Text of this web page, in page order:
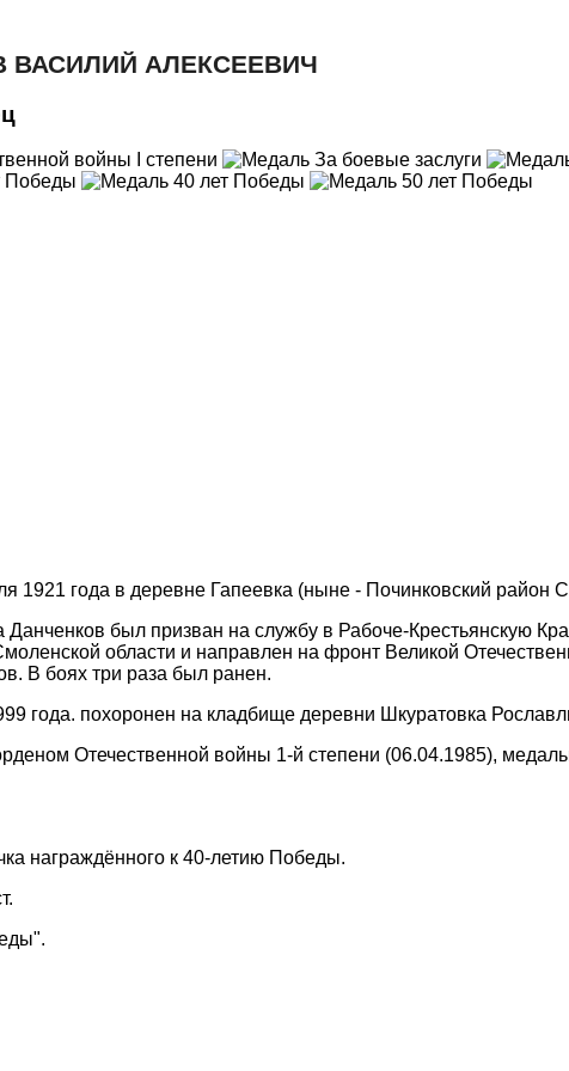
ВАСИЛИЙ АЛЕКСЕЕВИЧ
1921 года в деревне Гапеевка (ныне - Починковский район
Данченков был призван на службу в Рабоче-Крестьянскую
области и направлен на фронт Великой
В боях три раза был ранен.
года. похоронен на кладбище деревни Шкуратовка
Отечественной войны 1-й степени (06.04.1985),
награждённого к 40-летию Победы.